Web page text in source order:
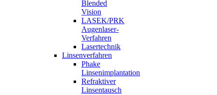
Blended
Vision
LASEK/PRK
Augenlaser-
Verfahren
Lasertechnik
Linsenverfahren
Phake
Linsenimplantation
Refraktiver
Linsentausch